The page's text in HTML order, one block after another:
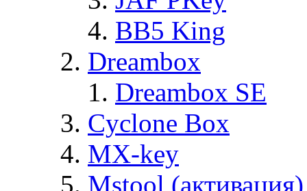
BB5 King
Dreambox
Dreambox SE
Cyclone Box
MX-key
Mstool (активация)